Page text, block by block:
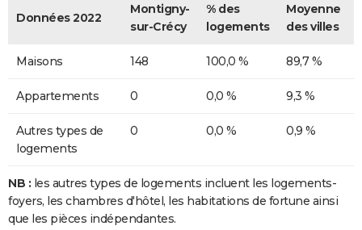
Données 2022
Montigny-
sur-Crécy
% des
logements
Moyenne
des villes
Maisons 148 100,0 % 89,7 %
Appartements 0 0,0 % 9,3 %
Autres types de
logements
0 0,0 % 0,9 %
NB : les autres types de logements incluent les logements-
foyers, les chambres d'hôtel, les habitations de fortune ainsi
que les pièces indépendantes.